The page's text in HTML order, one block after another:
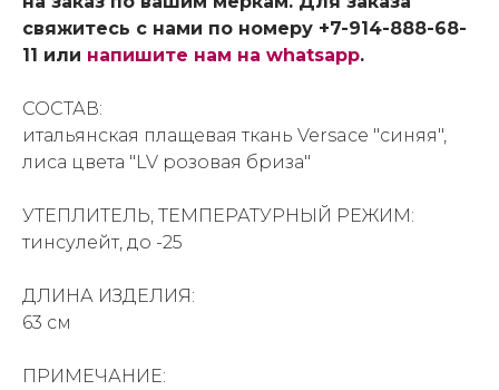
свяжитесь с нами по номеру +7-914-888-68-
11 или напишите нам на whatsapp.
СОСТАВ:
итальянская плащевая ткань Versace "синяя",
лиса цвета "LV розовая бриза"
УТЕПЛИТЕЛЬ, ТЕМПЕРАТУРНЫЙ РЕЖИМ:
тинсулейт, до -25
ДЛИНА ИЗДЕЛИЯ:
63 см
ПРИМЕЧАНИЕ: